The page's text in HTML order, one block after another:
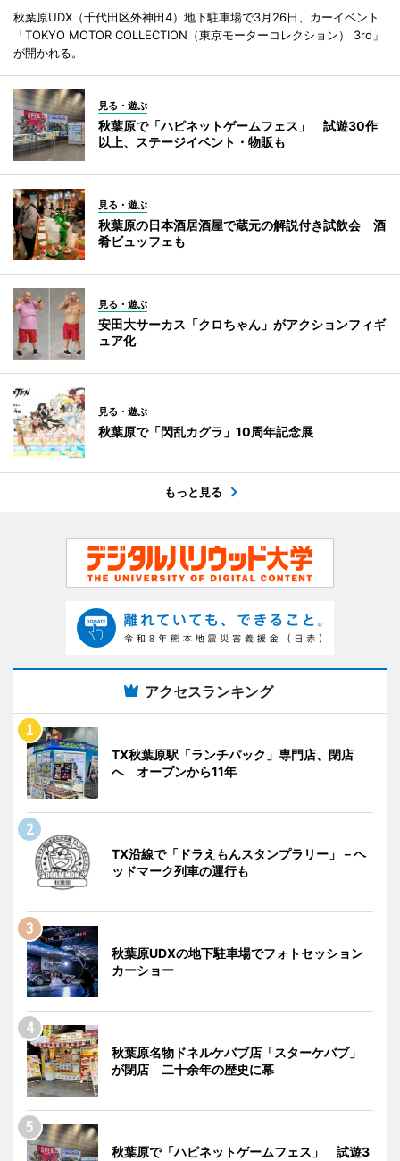
秋葉原UDX（千代田区外神田4）地下駐車場で3月26日、カーイベント
「TOKYO MOTOR COLLECTION（東京モーターコレクション） 3rd」
が開かれる。
見る・遊ぶ
秋葉原で「ハピネットゲームフェス」 試遊30作
以上、ステージイベント・物販も
見る・遊ぶ
秋葉原の日本酒居酒屋で蔵元の解説付き試飲会 酒
肴ビュッフェも
見る・遊ぶ
安田大サーカス「クロちゃん」がアクションフィギ
ュア化
見る・遊ぶ
秋葉原で「閃乱カグラ」10周年記念展
もっと見る
アクセスランキング
TX秋葉原駅「ランチパック」専門店、閉店
へ オープンから11年
TX沿線で「ドラえもんスタンプラリー」－ヘ
ッドマーク列車の運行も
秋葉原UDXの地下駐車場でフォトセッション
カーショー
秋葉原名物ドネルケバブ店「スターケバブ」
が閉店 二十余年の歴史に幕
秋葉原で「ハピネットゲームフェス」 試遊3